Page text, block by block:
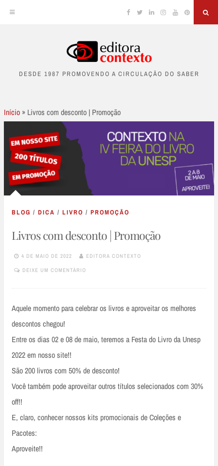
content
Facebook
TwitterLinkedinInstagram
YouTubePinterest
DESDE 1987 PROMOVENDO A CIRCULAÇÃO DO SABER
Início » Livros com desconto | Promoção
BLOG / DICA / LIVRO / PROMOÇÃO
Livros com desconto | Promoção
4 DE MAIO DE 2022 EDITORA CONTEXTO
DEIXE UM COMENTÁRIO
Aquele momento para celebrar os livros e aproveitar os melhores
descontos chegou!
Entre os dias 02 e 08 de maio, teremos a Festa do Livro da Unesp
2022 em nosso site!!
São 200 livros com 50% de desconto!
Você também pode aproveitar outros títulos selecionados com 30%
off!!
E, claro, conhecer nossos kits promocionais de Coleções e
Pacotes:
Aproveite!!